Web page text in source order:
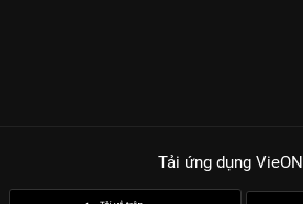
Tải ứng dụng VieON